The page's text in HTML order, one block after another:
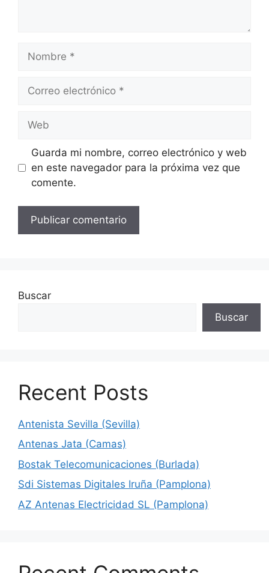
Nombre
Correo
Web
Guarda mi nombre, correo electrónico y web
en este navegador para la próxima vez que
comente.
Buscar
Buscar
Recent Posts
Antenista Sevilla (Sevilla)
Antenas Jata (Camas)
Bostak Telecomunicaciones (Burlada)
Sdi Sistemas Digitales Iruña (Pamplona)
AZ Antenas Electricidad SL (Pamplona)